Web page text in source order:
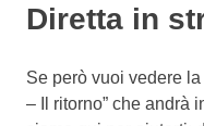
Diretta in
Se però vuoi vedere
– Il ritorno” che andrà